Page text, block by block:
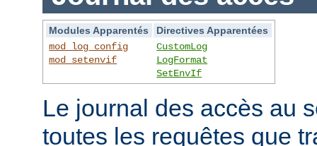
Modules Apparentés
Directives Apparentées
mod_log_config
mod_setenvif
CustomLog
LogFormat
SetEnvIf
Le journal des accès au
toutes les requêtes que